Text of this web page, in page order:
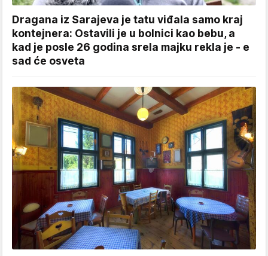
Dragana iz Sarajeva je tatu viđala samo kraj
kontejnera: Ostavili je u bolnici kao bebu, a
kad je posle 26 godina srela majku rekla je - e
sad će osveta